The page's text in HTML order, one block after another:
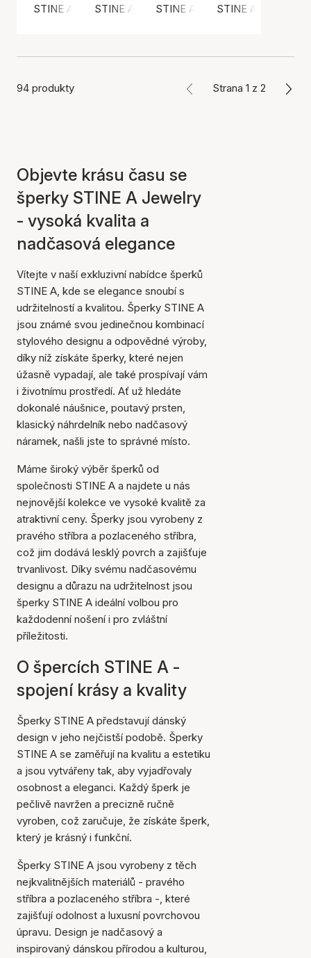
STINE A JewelrySTINE A JewelrySTINE A JewelrySTINE A Jewelry
94 produkty Strana 1 z 2
Objevte krásu času se
šperky STINE A Jewelry
- vysoká kvalita a
nadčasová elegance
Vítejte v naší exkluzivní nabídce šperků
STINE A, kde se elegance snoubí s
udržitelností a kvalitou. Šperky STINE A
jsou známé svou jedinečnou kombinací
stylového designu a odpovědné výroby,
díky níž získáte šperky, které nejen
úžasně vypadají, ale také prospívají vám
i životnímu prostředí. Ať už hledáte
dokonalé náušnice, poutavý prsten,
klasický náhrdelník nebo nadčasový
náramek, našli jste to správné místo.
Máme široký výběr šperků od
společnosti STINE A a najdete u nás
nejnovější kolekce ve vysoké kvalitě za
atraktivní ceny. Šperky jsou vyrobeny z
pravého stříbra a pozlaceného stříbra,
což jim dodává lesklý povrch a zajišťuje
trvanlivost. Díky svému nadčasovému
designu a důrazu na udržitelnost jsou
šperky STINE A ideální volbou pro
každodenní nošení i pro zvláštní
příležitosti.
O špercích STINE A -
spojení krásy a kvality
Šperky STINE A představují dánský
design v jeho nejčistší podobě. Šperky
STINE A se zaměřují na kvalitu a estetiku
a jsou vytvářeny tak, aby vyjadřovaly
osobnost a eleganci. Každý šperk je
pečlivě navržen a precizně ručně
vyroben, což zaručuje, že získáte šperk,
který je krásný i funkční.
Šperky STINE A jsou vyrobeny z těch
nejkvalitnějších materiálů - pravého
stříbra a pozlaceného stříbra -, které
zajišťují odolnost a luxusní povrchovou
úpravu. Design je nadčasový a
inspirovaný dánskou přírodou a kulturou,